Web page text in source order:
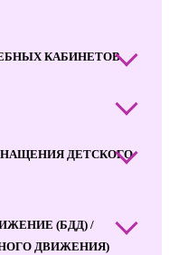
КАБИНЕТОВ
ДЕТСКОГО
(БДД) /
ДВИЖЕНИЯ)